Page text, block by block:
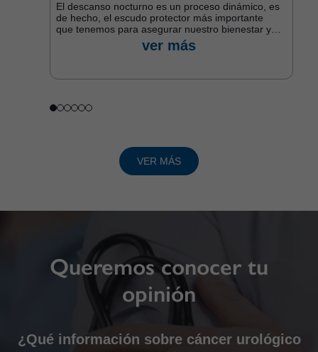
El descanso nocturno es un proceso dinámico, es
de hecho, el escudo protector más importante
que tenemos para asegurar nuestro bienestar y
rendimiento cognitivo a lo largo de los años. Para
lograr sus beneficios, no solo importa la duración
ver más
VER MÁS
Queremos conocer tu
opinión
¿Qué información sobre cáncer urológico